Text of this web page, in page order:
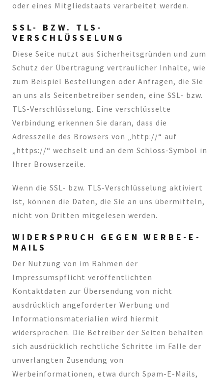
oder eines Mitgliedstaats verarbeitet werden.
SSL- BZW. TLS-
VERSCHLÜSSELUNG
Diese Seite nutzt aus Sicherheitsgründen und zum
Schutz der Übertragung vertraulicher Inhalte, wie
zum Beispiel Bestellungen oder Anfragen, die Sie
an uns als Seitenbetreiber senden, eine SSL- bzw.
TLS-Verschlüsselung. Eine verschlüsselte
Verbindung erkennen Sie daran, dass die
Adresszeile des Browsers von „http://“ auf
„https://“ wechselt und an dem Schloss-Symbol in
Ihrer Browserzeile.
Wenn die SSL- bzw. TLS-Verschlüsselung aktiviert
ist, können die Daten, die Sie an uns übermitteln,
nicht von Dritten mitgelesen werden.
WIDERSPRUCH GEGEN WERBE-E-
MAILS
Der Nutzung von im Rahmen der
Impressumspflicht veröffentlichten
Kontaktdaten zur Übersendung von nicht
ausdrücklich angeforderter Werbung und
Informationsmaterialien wird hiermit
widersprochen. Die Betreiber der Seiten behalten
sich ausdrücklich rechtliche Schritte im Falle der
unverlangten Zusendung von
Werbeinformationen, etwa durch Spam-E-Mails,